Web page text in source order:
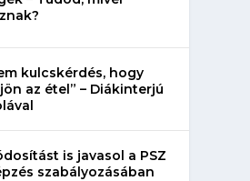
kulcskérdés, hogy
az étel” – Diákinterjú
is javasol a PSZ
szabályozásában